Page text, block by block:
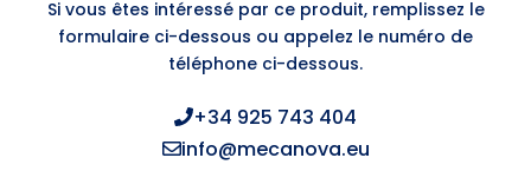
Si vous êtes intéressé par ce produit, remplissez le
formulaire ci-dessous ou appelez le numéro de
téléphone ci-dessous.
+34 925 743 404
info@mecanova.eu